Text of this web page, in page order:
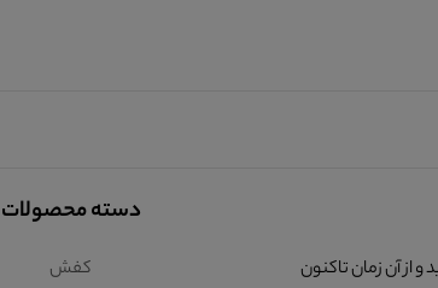
گردید و از آن زمان تاکنون
دسته محصولات
کفش